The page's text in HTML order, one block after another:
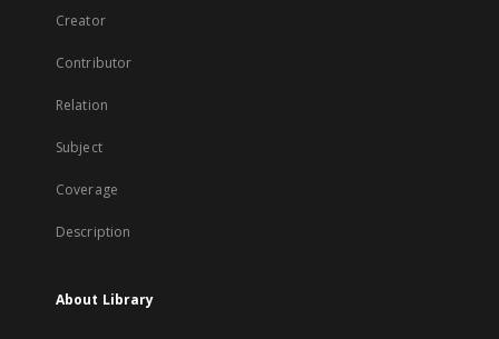
Creator
Contributor
Relation
Subject
Coverage
Description
About Library